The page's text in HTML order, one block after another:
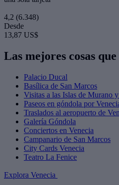
4,2 (6.348)
Desde
13,87 US$
Las mejores cosas
Palacio Ducal
Basílica de San Marcos
Visitas a las Islas de Murano
Paseos en góndola por
Traslados al aeropuerto de
Galería Góndola
Conciertos en Venecia
Campanario de San Marcos
City Cards Venecia
Teatro La Fenice
Explora Venecia